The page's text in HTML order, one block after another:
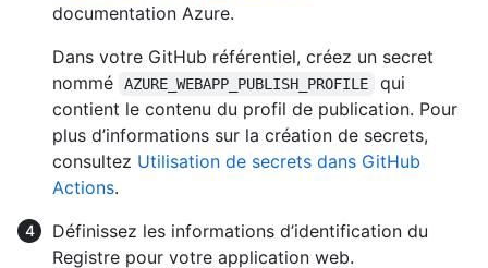
documentation Azure.
Dans votre GitHub référentiel, créez un secret
nommé
AZURE_WEBAPP_PUBLISH_PROFILE
qui
contient le contenu du profil de publication. Pour
plus d’informations sur la création de secrets,
consultez Utilisation de secrets dans GitHub
Actions.
Définissez les informations d’identification du
Registre pour votre application web.